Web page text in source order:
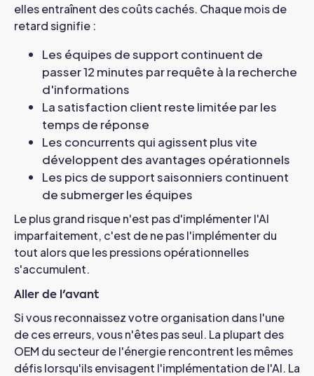
elles entraînent des coûts cachés. Chaque mois de
retard signifie :
Les équipes de support continuent de
passer 12 minutes par requête à la recherche
d'informations
La satisfaction client reste limitée par les
temps de réponse
Les concurrents qui agissent plus vite
développent des avantages opérationnels
Les pics de support saisonniers continuent
de submerger les équipes
Le plus grand risque n'est pas d'implémenter l'AI
imparfaitement, c'est de ne pas l'implémenter du
tout alors que les pressions opérationnelles
s'accumulent.
Aller de l'avant
Si vous reconnaissez votre organisation dans l'une
de ces erreurs, vous n'êtes pas seul. La plupart des
OEM du secteur de l'énergie rencontrent les mêmes
défis lorsqu'ils envisagent l'implémentation de l'AI. La